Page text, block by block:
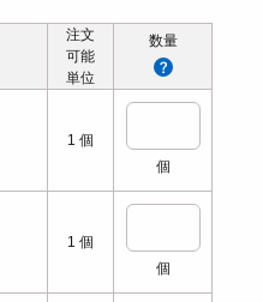
注文
可能
単位
数量
1 個
個
1 個
個